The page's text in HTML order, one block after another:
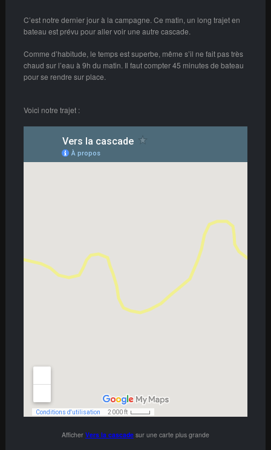
C’est notre dernier jour à la campagne. Ce matin, un long trajet en
bateau est prévu pour aller voir une autre cascade.
Comme d’habitude, le temps est superbe, même s’il ne fait pas très
chaud sur l’eau à 9h du matin. Il faut compter 45 minutes de bateau
pour se rendre sur place.
Voici notre trajet :
Afficher Vers la cascade sur une carte plus grande